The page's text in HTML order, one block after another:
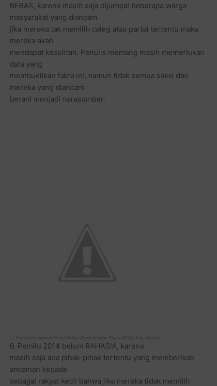
BEBAS, karena masih saja dijumpai beberapa warga
masyarakat yang diancam
jika mereka tak memilih caleg atau partai tertentu maka
mereka akan
mendapat kesulitan. Penulis memang masih memerlukan
data yang
membuktikan fakta ini, namun tidak semua saksi dan
mereka yang diancam
berani menjadi narasumber.
Penandatanganan Pleno Rekap Penghitungan Suara KPUD Kota Bekasi
6. Pemilu 2014 belum RAHASIA, karena
masih saja ada pihak-pihak tertentu yang memberikan
ancaman kepada
sebagai rakyat kecil bahwa jika mereka tidak memilih